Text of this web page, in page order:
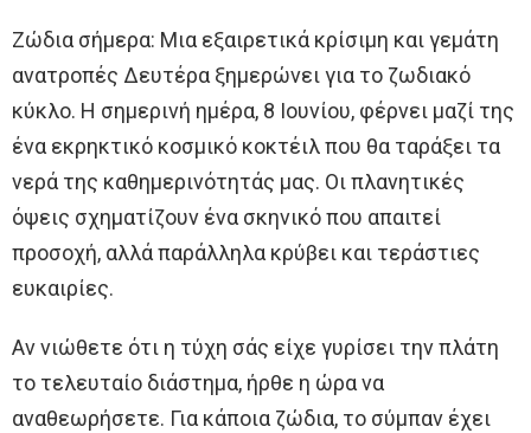
Ζώδια σήμερα: Μια εξαιρετικά κρίσιμη και γεμάτη
ανατροπές Δευτέρα ξημερώνει για το ζωδιακό
κύκλο. Η σημερινή ημέρα, 8 Ιουνίου, φέρνει μαζί της
ένα εκρηκτικό κοσμικό κοκτέιλ που θα ταράξει τα
νερά της καθημερινότητάς μας. Οι πλανητικές
όψεις σχηματίζουν ένα σκηνικό που απαιτεί
προσοχή, αλλά παράλληλα κρύβει και τεράστιες
ευκαιρίες.
Αν νιώθετε ότι η τύχη σάς είχε γυρίσει την πλάτη
το τελευταίο διάστημα, ήρθε η ώρα να
αναθεωρήσετε. Για κάποια ζώδια, το σύμπαν έχει